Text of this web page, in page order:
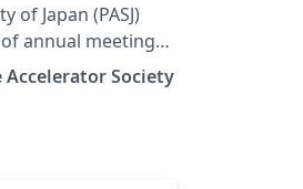
of Japan (PASJ)
annual meeting
or choose
processing.
Accelerator Society